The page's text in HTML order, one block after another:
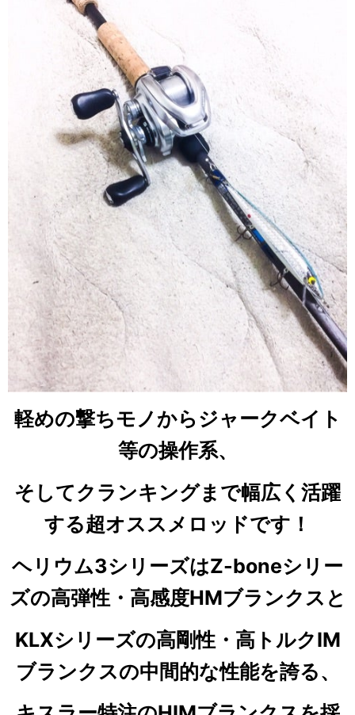
軽めの撃ちモノからジャークベイト
等の操作系、
そしてクランキングまで幅広く活躍
する超オススメロッドです！
ヘリウム3シリーズはZ-boneシリー
ズの高弾性・高感度HMブランクスと
KLXシリーズの高剛性・高トルクIM
ブランクスの中間的な性能を誇る、